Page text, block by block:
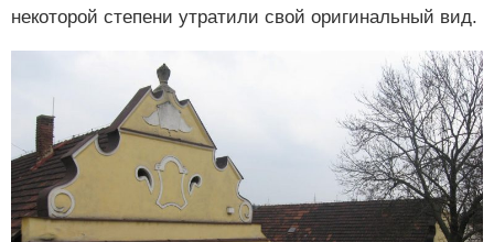
некоторой степени утратили свой оригинальный вид.